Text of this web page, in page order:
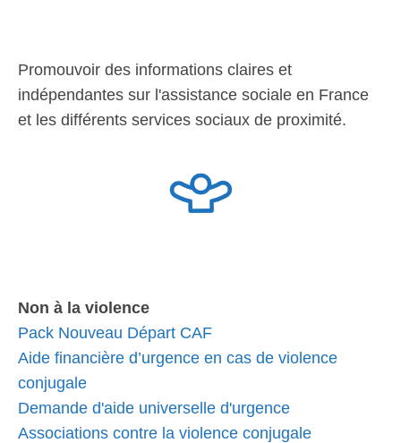
Promouvoir des informations claires et
indépendantes sur l'assistance sociale en France
et les différents services sociaux de proximité.
Non à la violence
Pack Nouveau Départ CAF
Aide financière d’urgence en cas de violence
conjugale
Demande d'aide universelle d'urgence
Associations contre la violence conjugale